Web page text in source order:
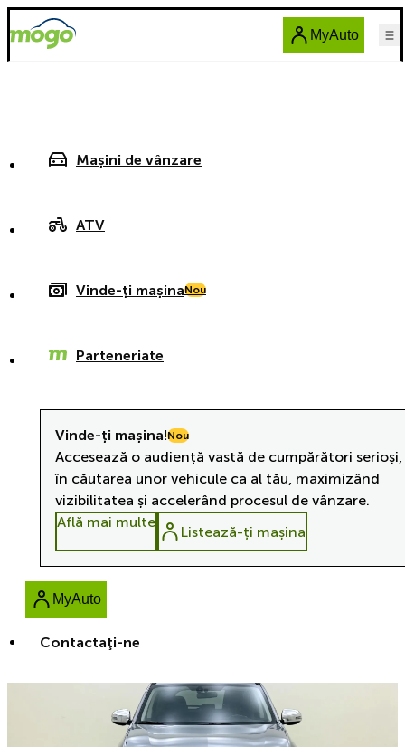
MyAuto
Mașini de vânzare
ATV
Vinde-ți mașinaNou
Parteneriate
Contactaţi-ne
Vinde-ți mașina!Nou
Accesează o audiență vastă de cumpărători
în căutarea unor vehicule ca al tău, maximizând
vizibilitatea și accelerând procesul de vânzare.
Află mai multe
Listează-ți mașina
MyAuto